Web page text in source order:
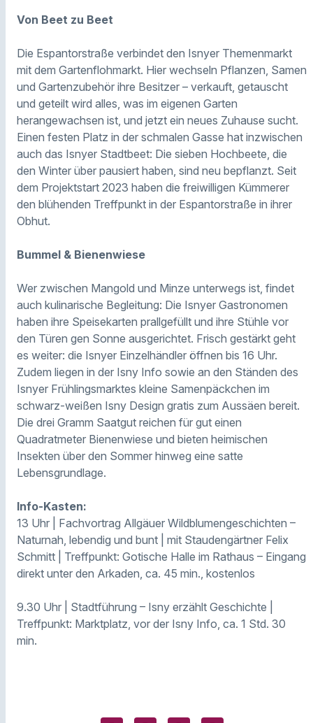
Von Beet zu Beet
Die Espantorstraße verbindet den Isnyer Themenmarkt
mit dem Gartenflohmarkt. Hier wechseln Pflanzen, Samen
und Gartenzubehör ihre Besitzer – verkauft, getauscht
und geteilt wird alles, was im eigenen Garten
herangewachsen ist, und jetzt ein neues Zuhause sucht.
Einen festen Platz in der schmalen Gasse hat inzwischen
auch das Isnyer Stadtbeet: Die sieben Hochbeete, die
den Winter über pausiert haben, sind neu bepflanzt. Seit
dem Projektstart 2023 haben die freiwilligen Kümmerer
den blühenden Treffpunkt in der Espantorstraße in ihrer
Obhut.
Bummel & Bienenwiese
Wer zwischen Mangold und Minze unterwegs ist, findet
auch kulinarische Begleitung: Die Isnyer Gastronomen
haben ihre Speisekarten prallgefüllt und ihre Stühle vor
den Türen gen Sonne ausgerichtet. Frisch gestärkt geht
es weiter: die Isnyer Einzelhändler öffnen bis 16 Uhr.
Zudem liegen in der Isny Info sowie an den Ständen des
Isnyer Frühlingsmarktes kleine Samenpäckchen im
schwarz-weißen Isny Design gratis zum Aussäen bereit.
Die drei Gramm Saatgut reichen für gut einen
Quadratmeter Bienenwiese und bieten heimischen
Insekten über den Sommer hinweg eine satte
Lebensgrundlage.
Info-Kasten:
13 Uhr | Fachvortrag Allgäuer Wildblumengeschichten –
Naturnah, lebendig und bunt | mit Staudengärtner Felix
Schmitt | Treffpunkt: Gotische Halle im Rathaus – Eingang
direkt unter den Arkaden, ca. 45 min., kostenlos
9.30 Uhr | Stadtführung – Isny erzählt Geschichte |
Treffpunkt: Marktplatz, vor der Isny Info, ca. 1 Std. 30
min.